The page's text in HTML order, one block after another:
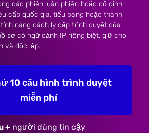
các phiên luân phiên hoặc cố định
cấp quốc gia, tiểu bang hoặc thành
năng cách ly cấp trình duyệt của
sơ có ngữ cảnh IP riêng biệt, giữ cho
và độc lập.
10 cấu hình trình duyệt
miễn phí
+ người dùng tin cậy